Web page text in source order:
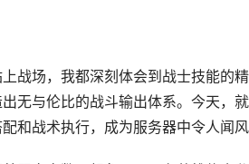
战场，我都深刻体会到战士技能
无与伦比的战斗输出体系。今天，
和战术执行，成为服务器中令人闻风